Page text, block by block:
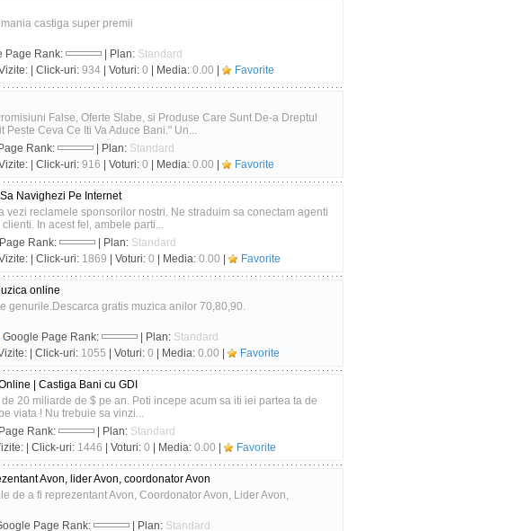
castiga super premii
Page Rank: | Plan: Standard
| Click-uri: 934 | Voturi: 0 | Media: 0.00 Favorite
False, Oferte Slabe, si Produse Care Sunt De-a Dreptul
Peste Ceva Ce Iti Va Aduce Bani." Un...
Rank: | Plan: Standard
| Click-uri: 916 | Voturi: 0 | Media: 0.00 Favorite
Navighezi Pe Internet
vezi reclamele sponsorilor nostri. Ne straduim sa conectam agenti
In acest fel, ambele parti...
Rank: | Plan: Standard
| Click-uri: 1869 | Voturi: 0 | Media: 0.00 Favorite
online
genurile.Descarca gratis muzica anilor 70,80,90.
| Google Page Rank: | Plan: Standard
| Click-uri: 1055 | Voturi: 0 | Media: 0.00 Favorite
| Castiga Bani cu GDI
20 miliarde de $ pe an. Poti incepe acum sa iti iei partea ta de
viata ! Nu trebuie sa vinzi...
Rank: | Plan: Standard
| Click-uri: 1446 | Voturi: 0 | Media: 0.00 Favorite
Avon, lider Avon, coordonator Avon
de a fi reprezentant Avon, Coordonator Avon, Lider Avon,
Page Rank: | Plan: Standard